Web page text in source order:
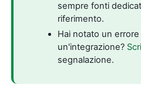
sempre fonti
riferimento.
Hai notato un
un'integrazione?
segnalazione.